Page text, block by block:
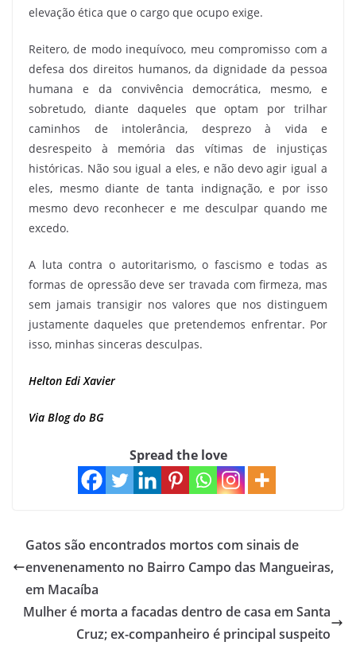
elevação ética que o cargo que ocupo exige.
Reitero, de modo inequívoco, meu compromisso com a
defesa dos direitos humanos, da dignidade da pessoa
humana e da convivência democrática, mesmo, e
sobretudo, diante daqueles que optam por trilhar
caminhos de intolerância, desprezo à vida e
desrespeito à memória das vítimas de injustiças
históricas. Não sou igual a eles, e não devo agir igual a
eles, mesmo diante de tanta indignação, e por isso
mesmo devo reconhecer e me desculpar quando me
excedo.
A luta contra o autoritarismo, o fascismo e todas as
formas de opressão deve ser travada com firmeza, mas
sem jamais transigir nos valores que nos distinguem
justamente daqueles que pretendemos enfrentar. Por
isso, minhas sinceras desculpas.
Helton Edi Xavier
Via Blog do BG
Spread the love
Gatos são encontrados mortos com sinais de
envenenamento no Bairro Campo das Mangueiras,
em Macaíba
Mulher é morta a facadas dentro de casa em Santa
Cruz; ex-companheiro é principal suspeito